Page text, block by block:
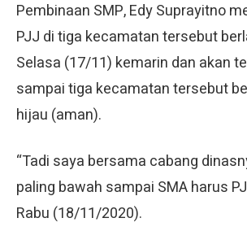
Pembinaan SMP, Edy Suprayitno
PJJ di tiga kecamatan tersebut
Selasa (17/11) kemarin dan akan
sampai tiga kecamatan tersebut
hijau (aman).
“Tadi saya bersama cabang
paling bawah sampai SMA harus
Rabu (18/11/2020).